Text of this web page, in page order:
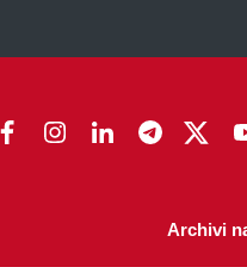
FacebookInstagramLinkedinTelegram
Archivi